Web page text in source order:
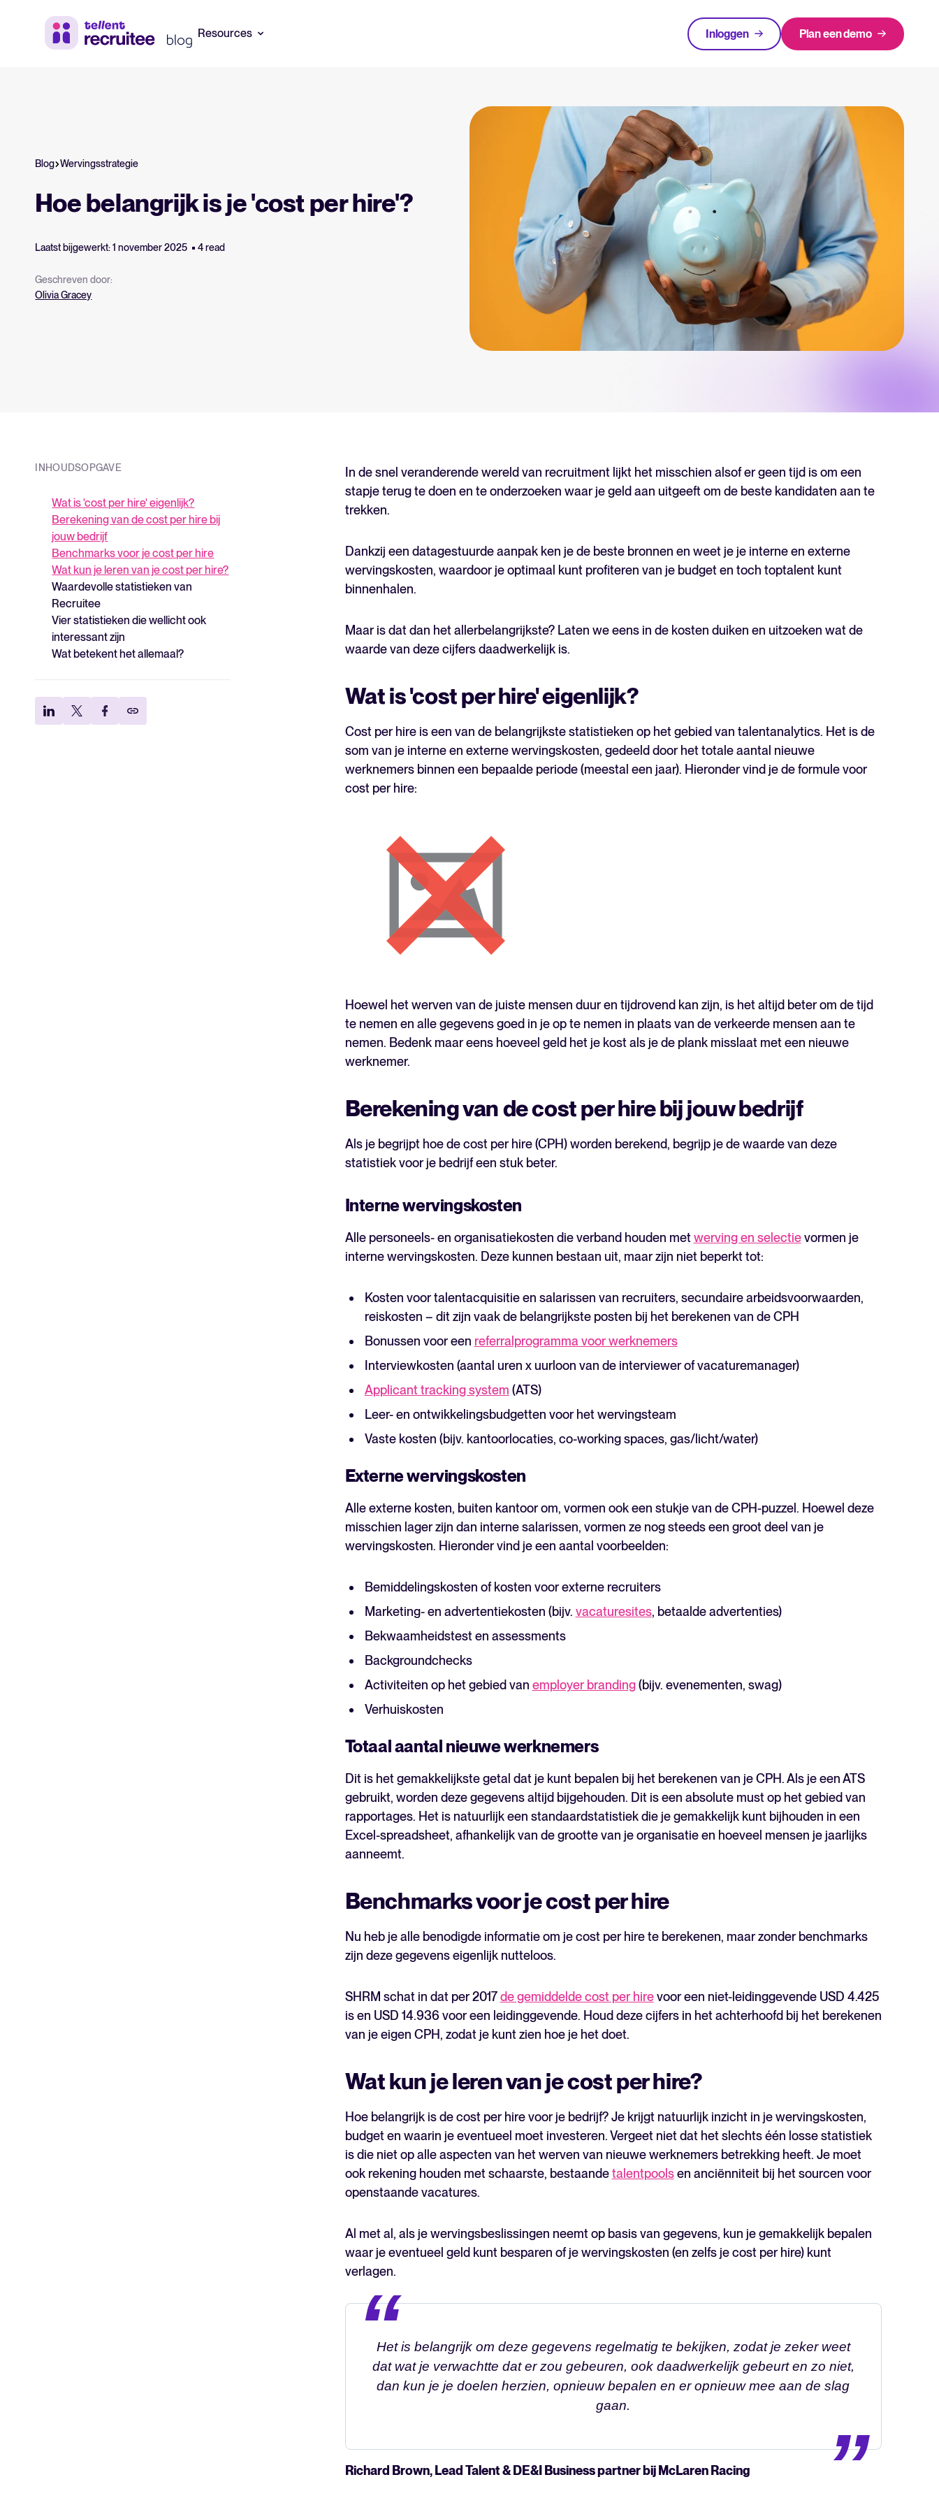
Resources
Alles wat je nodig hebt om een ATS te
beoordelen én te gebruiken.
Collaborative hiring gids
het belangrijk is en hoe een ATS helpt bij
een succesvolle strategie.
Klaar om je werving naar een hoger
niveau te tillen? Ontdek meer over ons
The State of Hiring in 2025
Lees hele verhaal
Inloggen Plan een demo
ATS-systeem gids
Alles wat je nodig hebt om een ATS te beoordelen én te gebruiken.
Collaborative hiring gids
Leer wat collaborative hiring is, waarom het belangrijk is en hoe een ATS helpt bij een succesvolle strategie.
Tellent Recruitee ROI-calculator
Bereken hoeveel je kunt besparen met Tellent Recruitee.
Klaar om je werving naar een hoger niveau te tillen? Ontdek meer over ons platform.
The State of Hiring in 2025
Blog Wervingsstrategie
Hoe belangrijk is je 'cost per hire'?
Laatst bijgewerkt: 1 november 2025 4 read
Geschreven door:
Olivia Gracey
INHOUDSOPGAVE
Wat is 'cost per hire' eigenlijk?
Berekening van de cost per hire bij
jouw bedrijf
Benchmarks voor je cost per hire
Wat kun je leren van je cost per hire?
Waardevolle statistieken van
Recruitee
Vier statistieken die wellicht ook
interessant zijn
Wat betekent het allemaal?
In de snel veranderende wereld van recruitment lijkt het misschien alsof er geen tijd is om een
stapje terug te doen en te onderzoeken waar je geld aan uitgeeft om de beste kandidaten aan te
trekken.
Dankzij een datagestuurde aanpak ken je de beste bronnen en weet je je interne en externe
wervingskosten, waardoor je optimaal kunt profiteren van je budget en toch toptalent kunt
binnenhalen.
Maar is dat dan het allerbelangrijkste? Laten we eens in de kosten duiken en uitzoeken wat de
waarde van deze cijfers daadwerkelijk is.
Wat is 'cost per hire' eigenlijk?
Cost per hire is een van de belangrijkste statistieken op het gebied van talentanalytics. Het is de
som van je interne en externe wervingskosten, gedeeld door het totale aantal nieuwe
werknemers binnen een bepaalde periode (meestal een jaar). Hieronder vind je de formule voor
cost per hire:
Hoewel het werven van de juiste mensen duur en tijdrovend kan zijn, is het altijd beter om de tijd
te nemen en alle gegevens goed in je op te nemen in plaats van de verkeerde mensen aan te
nemen. Bedenk maar eens hoeveel geld het je kost als je de plank misslaat met een nieuwe
werknemer.
Berekening van de cost per hire bij jouw bedrijf
Als je begrijpt hoe de cost per hire (CPH) worden berekend, begrijp je de waarde van deze
statistiek voor je bedrijf een stuk beter.
Interne wervingskosten
Alle personeels- en organisatiekosten die verband houden metwerving en selectievormen je
interne wervingskosten. Deze kunnen bestaan uit, maar zijn niet beperkt tot:
Kosten voor talentacquisitie en salarissen van recruiters, secundaire arbeidsvoorwaarden,
reiskosten – dit zijn vaak de belangrijkste posten bij het berekenen van de CPH
Bonussen voor een referralprogramma voor werknemers
Interviewkosten (aantal uren x uurloon van de interviewer of vacaturemanager)
Applicant tracking system (ATS)
Leer- en ontwikkelingsbudgetten voor het wervingsteam
Vaste kosten (bijv. kantoorlocaties, co-working spaces, gas/licht/water)
Externe wervingskosten
Alle externe kosten, buiten kantoor om, vormen ook een stukje van de CPH-puzzel. Hoewel deze
misschien lager zijn dan interne salarissen, vormen ze nog steeds een groot deel van je
wervingskosten. Hieronder vind je een aantal voorbeelden:
Bemiddelingskosten of kosten voor externe recruiters
Marketing- en advertentiekosten (bijv. vacaturesites, betaalde advertenties)
Bekwaamheidstest en assessments
Backgroundchecks
Activiteiten op het gebied van employer branding(bijv. evenementen, swag)
Verhuiskosten
Totaal aantal nieuwe werknemers
Dit is het gemakkelijkste getal dat je kunt bepalen bij het berekenen van je CPH. Als je een ATS
gebruikt, worden deze gegevens altijd bijgehouden. Dit is een absolute must op het gebied van
rapportages. Het is natuurlijk een standaardstatistiek die je gemakkelijk kunt bijhouden in een
Excel-spreadsheet, afhankelijk van de grootte van je organisatie en hoeveel mensen je jaarlijks
aanneemt.
Benchmarks voor je cost per hire
Nu heb je alle benodigde informatie om je cost per hire te berekenen, maar zonder benchmarks
zijn deze gegevens eigenlijk nutteloos.
SHRM schat in dat per 2017de gemiddelde cost per hirevoor een niet-leidinggevende USD 4.425
is en USD 14.936 voor een leidinggevende. Houd deze cijfers in het achterhoofd bij het berekenen
van je eigen CPH, zodat je kunt zien hoe je het doet.
Wat kun je leren van je cost per hire?
Hoe belangrijk is de cost per hire voor je bedrijf? Je krijgt natuurlijk inzicht in je wervingskosten,
budget en waarin je eventueel moet investeren. Vergeet niet dat het slechts één losse statistiek
is die niet op alle aspecten van het werven van nieuwe werknemers betrekking heeft. Je moet
ook rekening houden met schaarste, bestaandetalentpoolsen anciënniteit bij het sourcen voor
openstaande vacatures.
Al met al, als je wervingsbeslissingen neemt op basis van gegevens, kun je gemakkelijk bepalen
waar je eventueel geld kunt besparen of je wervingskosten (en zelfs je cost per hire) kunt
verlagen.
Het is belangrijk om deze gegevens regelmatig te bekijken, zodat je zeker weet
dat wat je verwachtte dat er zou gebeuren, ook daadwerkelijk gebeurt en zo niet,
dan kun je je doelen herzien, opnieuw bepalen en er opnieuw mee aan de slag
gaan.
Richard Brown, Lead Talent & DE&I Business partner bij McLaren Racing